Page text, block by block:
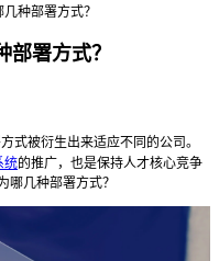
种部署方式？
署方式？
式被衍生出来适应不同的公司。
统的推广，也是保持人才核心竞争
哪几种部署方式？